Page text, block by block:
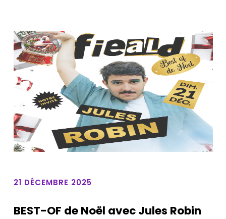
21 DÉCEMBRE 2025
BEST-OF de Noël avec Jules Robin